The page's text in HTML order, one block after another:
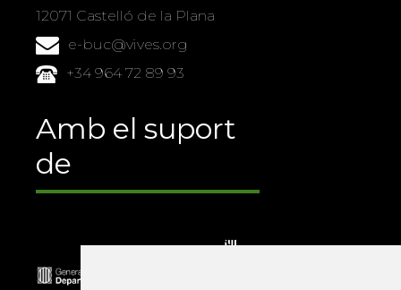
12071 Castelló de la Plana
e-buc@vives.org
+34 964 72 89 93
Amb el suport
de